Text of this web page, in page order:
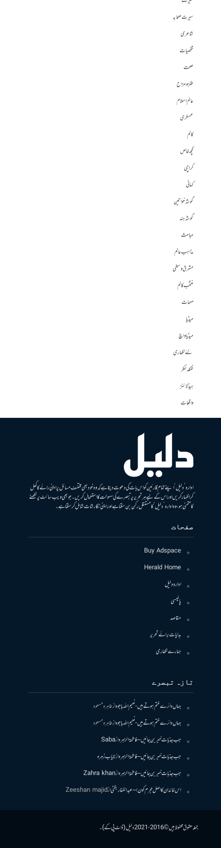
سیرت صحابہ
شاعری
شخصیات
صحت
طنز و مزاح
عالم اسلام
عسکری
کالم
کچھ خاص
کراچی
کہانی
گوشہ خواتین
گوشہ ہند
مباحث
مذاہب عالم
مشرق وسطی
منتخب کالم
مہمات
میڈیا
میڈیا واچ
نئے لکھاری
نقطہ نظر
ہیڈلائنز
واقعات
ادارہ ’دلیل‘ اپنے تمام قارئین کو اس بات کی دعوت دیتا ہے کہ وہ خود بھی مختلف مسائل پر اپنی رائے کا کھل
کر اظہار کریں اور اس کے لیے ہر تحریر پر تبصرے کی سہولت کا استعمال کریں۔ جو بھی ویب سائٹ پر لکھنے
کا متمنی ہو، وہ ادارہ ’دلیل‘ کا مستقل رکن بن سکتا ہے اور اپنی نگارشات شامل کرسکتا ہے۔
صفحات
Buy Adspace
Herald Home
ادارہ دلیل
پالیسی
مقاصد
ہدایات برائے تحریر
ہمارے لکھاری
تازہ تبصرے
جہاں دائرے ختم ہوتے ہیں- نعیم اللہ باجوہازطاہرہ مسعود
جہاں دائرے ختم ہوتے ہیں- نعیم اللہ باجوہازطاہرہ مسعود
جب جذبات خبر بن جائیں – فاطمۃالزہرہازSaba
جب جذبات خبر بن جائیں – فاطمۃالزہرہازنایاب زہرہ
جب جذبات خبر بن جائیں – فاطمۃالزہرہازZahra khan
اس خاندان کا اصل مجرم کون! – عبدالغفار بگٹیازZeeshan majid
جملہ حقوق محفوظ ہیں © 2016-2021 دلیل (ڈاٹ پی کے)۔